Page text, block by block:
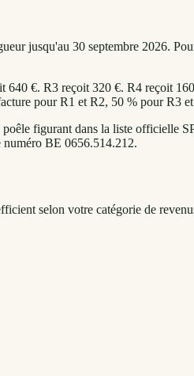
jusqu'au 30 septembre 2026.
€. R3 reçoit 320 €. R4 reçoit
pour R1 et R2, 50 % pour R3
figurant dans la liste officielle
numéro BE 0656.514.212.
selon votre catégorie de